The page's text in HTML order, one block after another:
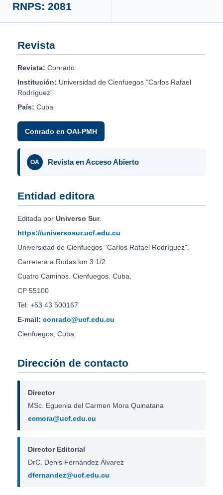
RNPS: 2081
Revista
Revista: Conrado
Institución: Universidad de Cienfuegos “Carlos Rafael
Rodríguez”
País: Cuba
Conrado en OAI-PMH
OA Revista en Acceso Abierto
Entidad editora
Editada por Universo Sur.
https://universosur.ucf.edu.cu
Universidad de Cienfuegos “Carlos Rafael Rodríguez”.
Carretera a Rodas km 3 1/2.
Cuatro Caminos. Cienfuegos. Cuba.
CP 55100
Tel: +53 43 500167
E-mail: conrado@ucf.edu.cu
Cienfuegos, Cuba.
Dirección de contacto
Director
MSc. Eguenia del Carmen Mora Quinatana
ecmora@ucf.edu.cu
Director Editorial
DrC. Denis Fernández Álvarez
dfernandez@ucf.edu.cu